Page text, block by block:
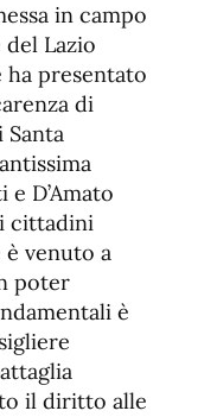
in campo
Lazio
ha presentato
di
Santa
D’Amato
cittadini
è venuto a
poter
è
il diritto alle